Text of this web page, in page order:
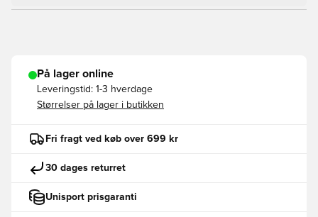
På lager online
Leveringstid: 1-3 hverdage
Størrelser på lager i butikken
Fri fragt ved køb over 699 kr
30 dages returret
Unisport prisgaranti